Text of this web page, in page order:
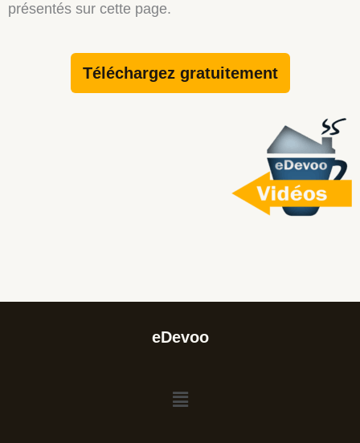
présentés sur cette page.
Téléchargez gratuitement
eDevoo
Menu